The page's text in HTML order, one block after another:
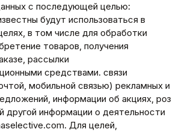
с последующей целью:
будут использоваться в
в том числе для обработки
товаров, получения
рассылки
средствами. связи
мобильной связью) рекламных и
информации об акциях, роз
другой информации о деятельности
Для целей,